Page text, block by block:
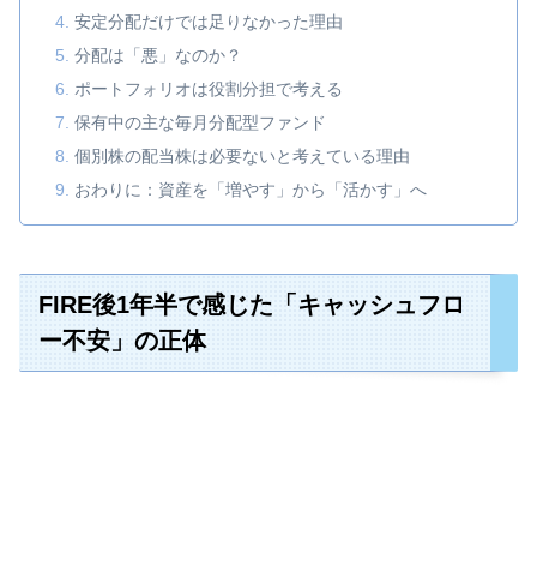
安定分配だけでは足りなかった理由
分配は「悪」なのか？
ポートフォリオは役割分担で考える
保有中の主な毎月分配型ファンド
個別株の配当株は必要ないと考えている理由
おわりに：資産を「増やす」から「活かす」へ
FIRE後1年半で感じた「キャッシュフロ
ー不安」の正体